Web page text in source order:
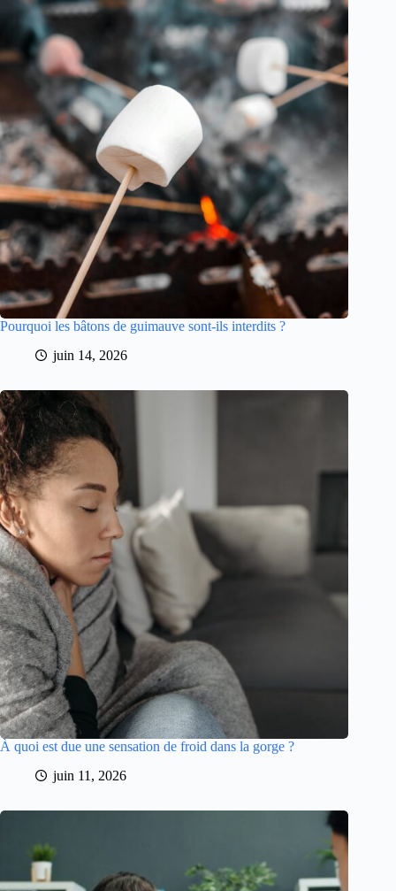
Pourquoi les bâtons de guimauve sont-ils interdits ?
juin 14, 2026
À quoi est due une sensation de froid dans la gorge ?
juin 11, 2026